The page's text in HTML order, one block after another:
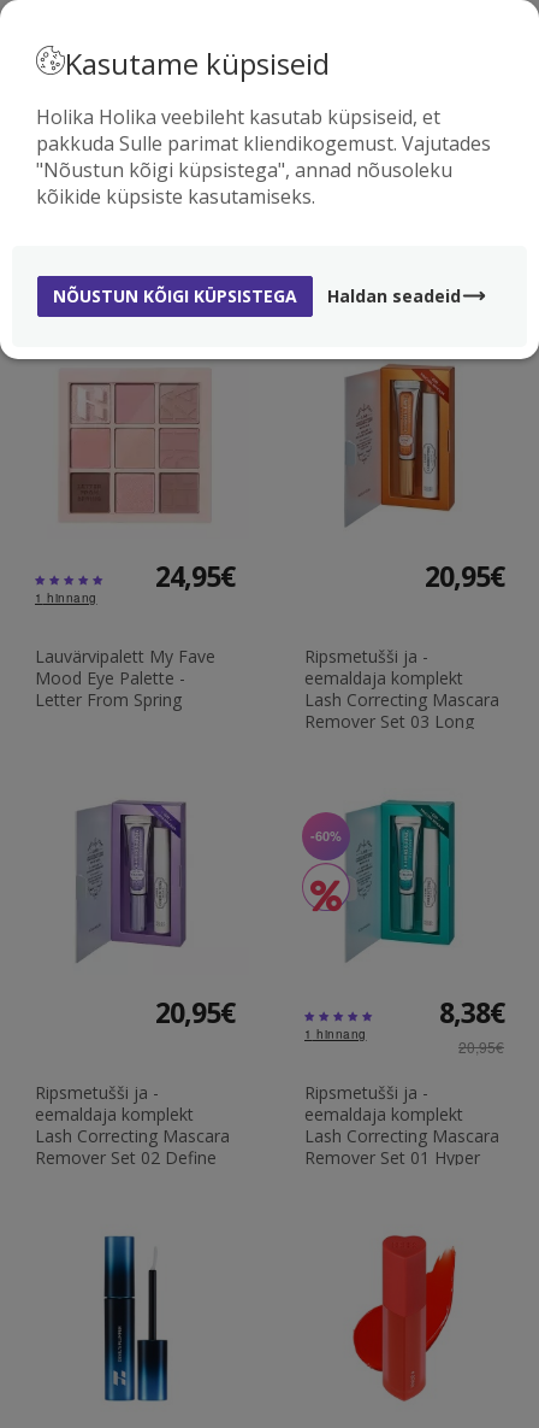
KOSMEETIKA( 56 )
1 hinnang
24,95€
Lauvärvipalett My Fave
Mood Eye Palette -
Letter From Spring
20,95€
Ripsmetušši ja -
eemaldaja komplekt
Lash Correcting Mascara
Remover Set 03 Long
20,95€
Ripsmetušši ja -
eemaldaja komplekt
Lash Correcting Mascara
Remover Set 02 Define
-60%
1 hinnang
8,38€
20,95€
Ripsmetušši ja -
eemaldaja komplekt
Lash Correcting Mascara
Remover Set 01 Hyper
Kasutame küpsiseid
Holika Holika veebileht kasutab küpsiseid, et
pakkuda Sulle parimat kliendikogemust. Vajutades
"Nõustun kõigi küpsistega", annad nõusoleku
kõikide küpsiste kasutamiseks.
NÕUSTUN KÕIGI KÜPSISTEGA Haldan seadeid